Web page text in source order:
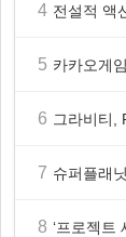
4
5
6
7
8